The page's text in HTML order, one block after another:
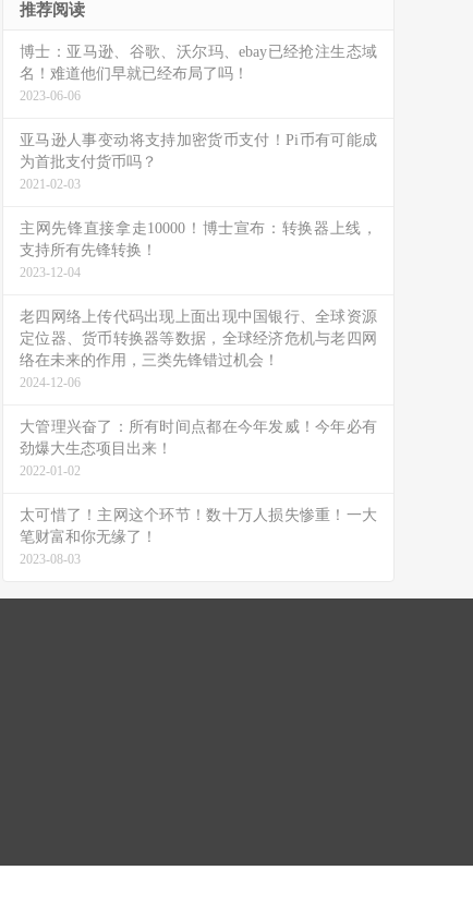
推荐阅读
博士：亚马逊、谷歌、沃尔玛、ebay已经抢注生态域
名！难道他们早就已经布局了吗！
2023-06-06
亚马逊人事变动将支持加密货币支付！Pi币有可能成
为首批支付货币吗？
2021-02-03
主网先锋直接拿走10000！博士宣布：转换器上线，
支持所有先锋转换！
2023-12-04
老四网络上传代码出现上面出现中国银行、全球资源
定位器、货币转换器等数据，全球经济危机与老四网
络在未来的作用，三类先锋错过机会！
2024-12-06
大管理兴奋了：所有时间点都在今年发威！今年必有
劲爆大生态项目出来！
2022-01-02
太可惜了！主网这个环节！数十万人损失惨重！一大
笔财富和你无缘了！
2023-08-03